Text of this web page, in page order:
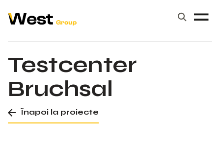
Testcenter
Bruchsal
Înapoi la proiecte